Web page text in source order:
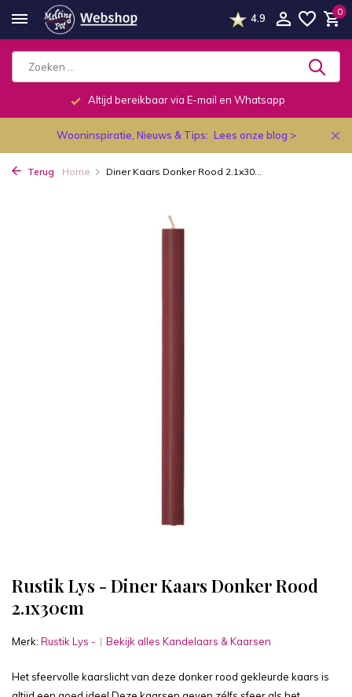
4.9
0
Altijd bereikbaar via E-mail en Whatsapp
Wooninspiratie, Nieuws & Tips: Lees onze blog >
Terug Home Diner Kaars Donker Rood 2.1x30...
Rustik Lys - Diner Kaars Donker Rood
2.1x30cm
Merk: Rustik Lys - Bekijk alles Kandelaars & Kaarsen
Het sfeervolle kaarslicht van deze donker rood gekleurde kaars is